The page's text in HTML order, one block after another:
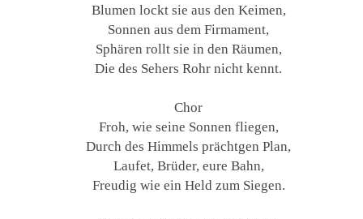
Blumen lockt sie aus den Keimen,
Sonnen aus dem Firmament,
Sphären rollt sie in den Räumen,
Die des Sehers Rohr nicht kennt.
Chor
Froh, wie seine Sonnen fliegen,
Durch des Himmels prächtgen Plan,
Laufet, Brüder, eure Bahn,
Freudig wie ein Held zum Siegen.